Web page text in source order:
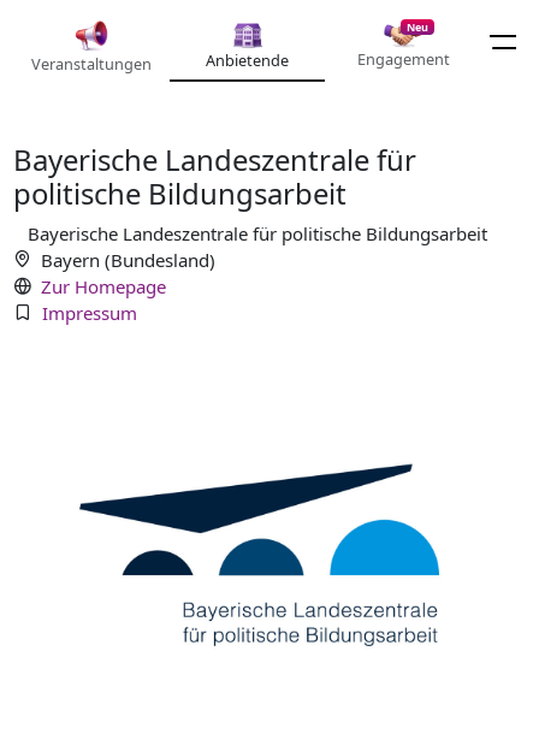
Veranstaltungen Anbietende
Neu
Engagement
Bayerische Landeszentrale für
politische Bildungsarbeit
Bayerische Landeszentrale für politische Bildungsarbeit
Bayern (Bundesland)
Zur Homepage
Impressum